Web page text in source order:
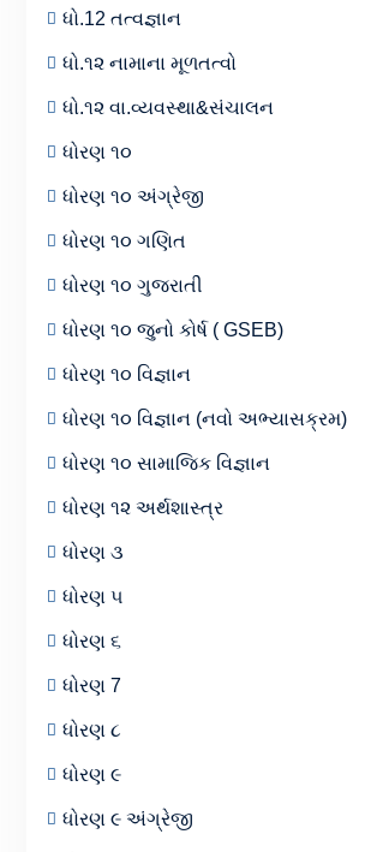
ધો.12 તત્વજ્ઞાન
ધો.૧૨ નામાના મૂળતત્વો
ધો.૧૨ વા.વ્યવસ્થા&સંચાલન
ધોરણ ૧૦
ધોરણ ૧૦ અંગ્રેજી
ધોરણ ૧૦ ગણિત
ધોરણ ૧૦ ગુજરાતી
ધોરણ ૧૦ જુનો કોર્ષ ( GSEB)
ધોરણ ૧૦ વિજ્ઞાન
ધોરણ ૧૦ વિજ્ઞાન (નવો અભ્યાસક્રમ)
ધોરણ ૧૦ સામાજિક વિજ્ઞાન
ધોરણ ૧૨ અર્થશાસ્ત્ર
ધોરણ ૩
ધોરણ ૫
ધોરણ ૬
ધોરણ 7
ધોરણ ૮
ધોરણ ૯
ધોરણ ૯ અંગ્રેજી